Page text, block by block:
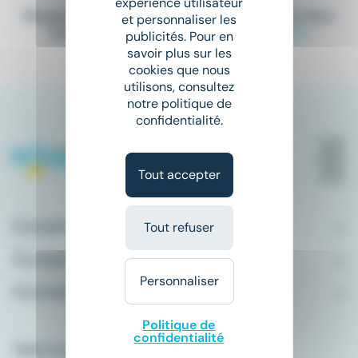
Elargissez vos critères de recherche ou bien
consultez la totalité de nos offres
Comment ça marche ?
et personnaliser les
publicités. Pour en
savoir plus sur les
cookies que nous
utilisons, consultez
notre politique de
confidentialité.
Tout accepter
Tout refuser
Personnaliser
Politique de
confidentialité